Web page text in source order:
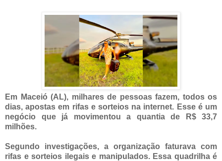
Em Maceió (AL), milhares de pessoas fazem, todos os
dias, apostas em rifas e sorteios na internet. Esse é um
negócio que já movimentou a quantia de R$ 33,7
milhões.
Segundo investigações, a organização faturava com
rifas e sorteios ilegais e manipulados. Essa quadrilha é